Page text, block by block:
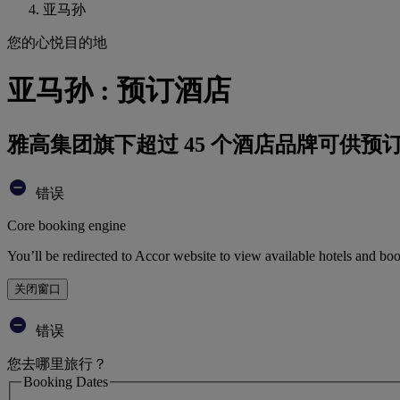
亚马孙
您的心悦目的地
亚马孙 : 预订酒店
雅高集团旗下超过 45 个酒店品牌可供预
错误
Core booking engine
You’ll be redirected to Accor website to view available hotels and
关闭窗口
错误
您去哪里旅行？
Booking Dates